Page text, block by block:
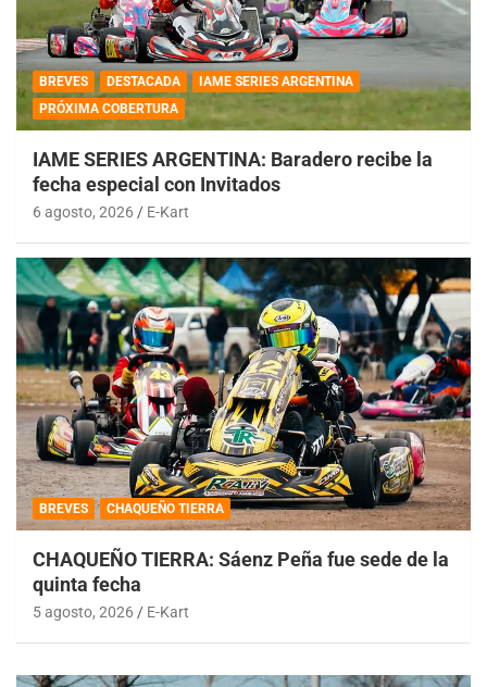
BREVES DESTACADA
IAME SERIES ARGENTINA
PRÓXIMA COBERTURA
IAME SERIES ARGENTINA: Baradero recibe la
fecha especial con Invitados
6 agosto, 2026 E-Kart
BREVES CHAQUEÑO TIERRA
CHAQUEÑO TIERRA: Sáenz Peña fue sede de la
quinta fecha
5 agosto, 2026 E-Kart